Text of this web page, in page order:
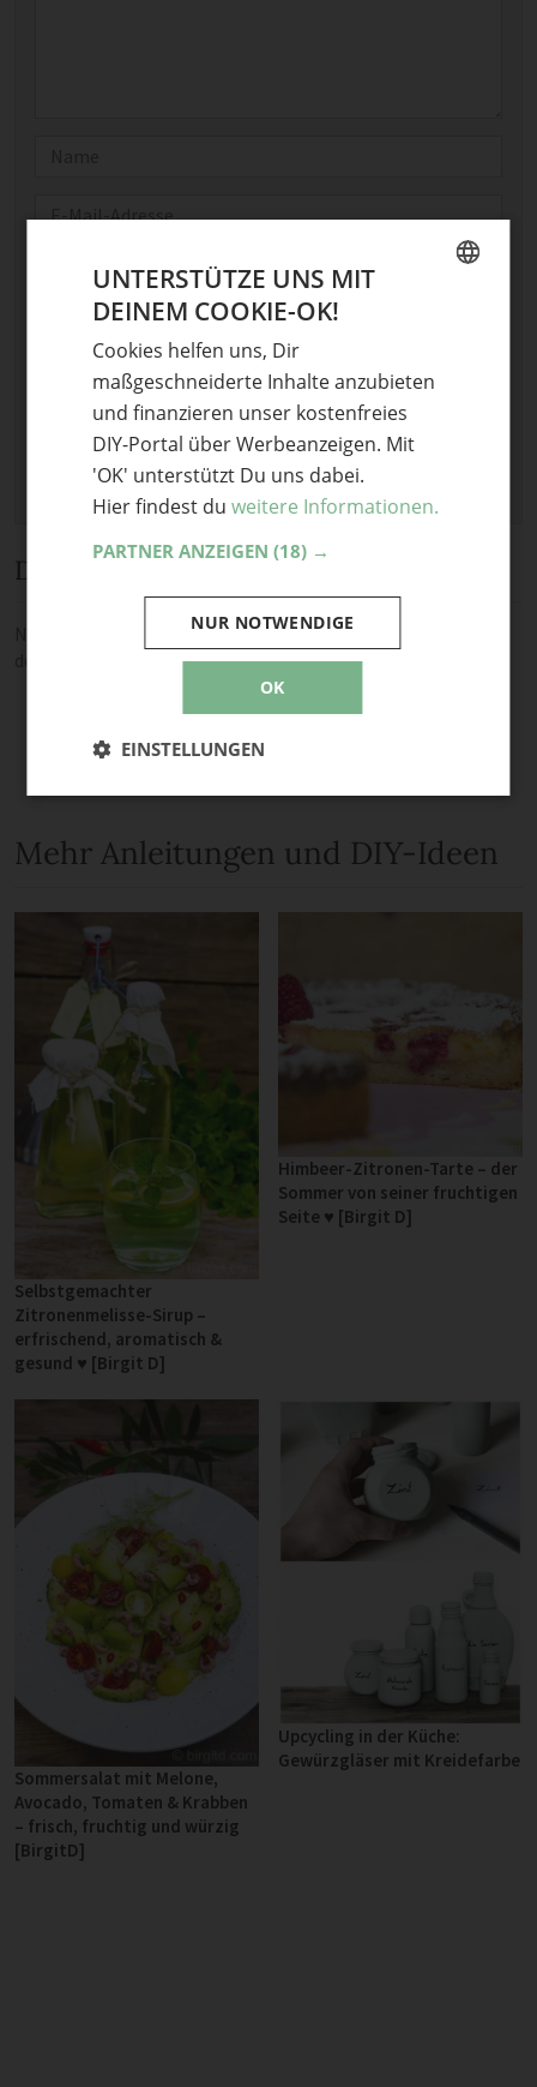
Bild anhängen
Keine Datei ausgewählt
Maximale Dateigröße: 8 MB.
Bild.
Diskussion
Noch keine Kommentare — sei die Erste oder der Erste und teile
Mehr Anleitungen und DIY-Ideen
Selbstgemachter
Zitronenmelisse-Sirup –
erfrischend, aromatisch &
gesund ♥ [Birgit D]
Himbeer-Zitronen-Tarte – der
Sommer von seiner fruchtigen
Seite ♥ [Birgit D]
Sommersalat mit Melone,
Avocado, Tomaten & Krabben
– frisch, fruchtig und würzig
[BirgitD]
Upcycling in der Küche:
Gewürzgläser mit Kreidefarbe
UNTERSTÜTZE UNS MIT
DEINEM COOKIE-OK!
Cookies helfen uns, Dir
maßgeschneiderte Inhalte anzubieten
und finanzieren unser kostenfreies
DIY-Portal über Werbeanzeigen. Mit
'OK' unterstützt Du uns dabei.
Hier findest du weitere Informationen.
PARTNER ANZEIGEN (18) →
OK
NUR NOTWENDIGE
EINSTELLUNGEN